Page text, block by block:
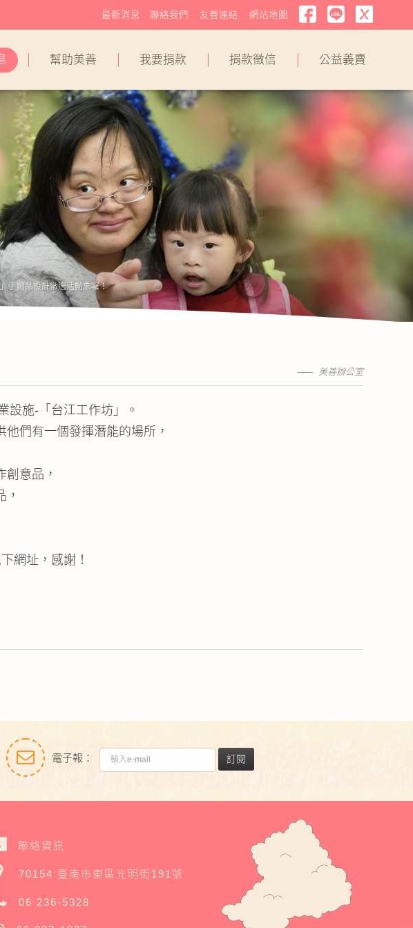
幫助美善 我要捐款 捐款徵信 公益義賣
最新消息 聯絡我們 友善連結 網站地圖
手創品設計徵選活動來囉！
美善辦公室
設施-「台江工作坊」。
們有一個發揮潛能的場所，
意品，
網址，感謝！
電子報： 訂閱
聯絡資訊
70154 臺南市東區光明街191號
06 236-5328